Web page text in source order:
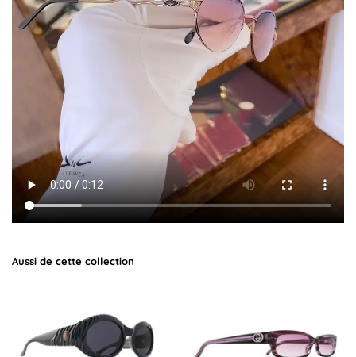
Aussi de cette collection